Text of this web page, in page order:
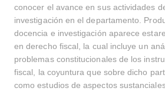
conocer el avance en sus actividades
investigación en el departamento.
docencia e investigación aparece
en derecho fiscal, la cual incluye un
problemas constitucionales de los
fiscal, la coyuntura que sobre dicho
como estudios de aspectos